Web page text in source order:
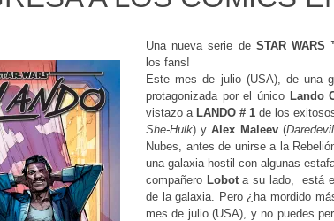
Una nueva serie deSTAR WARS
los fans!
Este mes de julio (USA), de una
protagonizada por el único Lando
vistazo a LANDO # 1 de los
She-Hulk) yAlex Maleev(
Nubes, antes de unirse a la
una galaxia hostil con algunas
compañero Lobota su lado, está
de la galaxia. Pero ¿ha mordido
mes de julio (USA), y no puedes